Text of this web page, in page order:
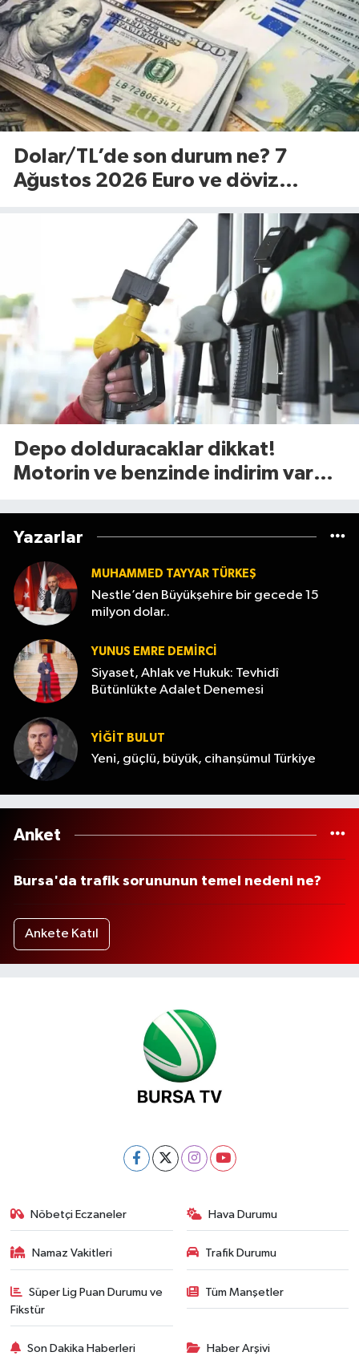
Dolar/TL’de son durum ne? 7
Ağustos 2026 Euro ve döviz
Depo dolduracaklar dikkat!
Motorin ve benzinde indirim var
Yazarlar
MUHAMMED TAYYAR TÜRKEŞ
Nestle’den Büyükşehire bir gecede 15
milyon dolar..
YUNUS EMRE DEMIRCI
Siyaset, Ahlak ve Hukuk: Tevhidî
Bütünlükte Adalet Denemesi
YİĞİT BULUT
Yeni, güçlü, büyük, cihanşümul Türkiye
Anket
Bursa'da trafik sorununun temel nedeni ne?
Ankete Katıl
Nöbetçi Eczaneler Hava Durumu
Namaz Vakitleri Trafik Durumu
Süper Lig Puan Durumu ve
Fikstür
Tüm Manşetler
Son Dakika Haberleri Haber Arşivi